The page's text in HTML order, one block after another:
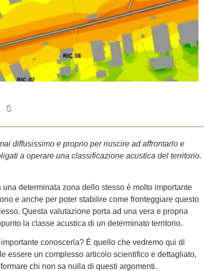
diffusissimo e proprio per riuscire ad affrontarlo e
a operare una classificazione acustica del territorio.
una determinata zona dello stesso è molto importante
e anche per poter stabilire come fronteggiare questo
Questa valutazione porta ad una vera e propria
la classe acustica di un determinato territorio.
conoscerla? È quello che vedremo qui di
essere un complesso articolo scientifico e dettagliato,
chi non sa nulla di questi argomenti.